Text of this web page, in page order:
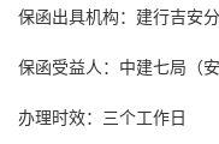
保函出具机构：建行吉安
保函受益人：中建七局（
办理时效：三个工作日